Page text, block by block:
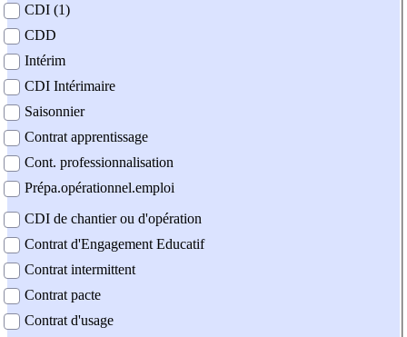
contrat
CDI (1)
CDD
Intérim
CDI Intérimaire
Saisonnier
Contrat apprentissage
Cont. professionnalisation
Prépa.opérationnel.emploi
CDI de chantier ou d'opération
Contrat d'Engagement Educatif
Contrat intermittent
Contrat pacte
Contrat d'usage